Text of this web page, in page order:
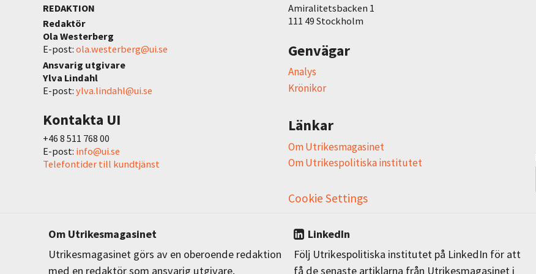
REDAKTION
Redaktör
Ola Westerberg
E-post: ola.westerberg@ui.se
Ansvarig utgivare
Ylva Lindahl
E-post: ylva.lindahl@ui.se
Kontakta UI
+46 8 511 768 00
E-post: info@ui.se
Telefontider till kundtjänst
Amiralitetsbacken 1
111 49 Stockholm
Genvägar
Analys
Krönikor
Länkar
Om Utrikesmagasinet
Om Utrikespolitiska institutet
Cookie Settings
Om Utrikesmagasinet
Utrikesmagasinet görs av en oberoende redaktion
med en redaktör som ansvarig utgivare.
LinkedIn
Följ Utrikespolitiska institutet på LinkedIn för att
få de senaste artiklarna från Utrikesmagasinet i